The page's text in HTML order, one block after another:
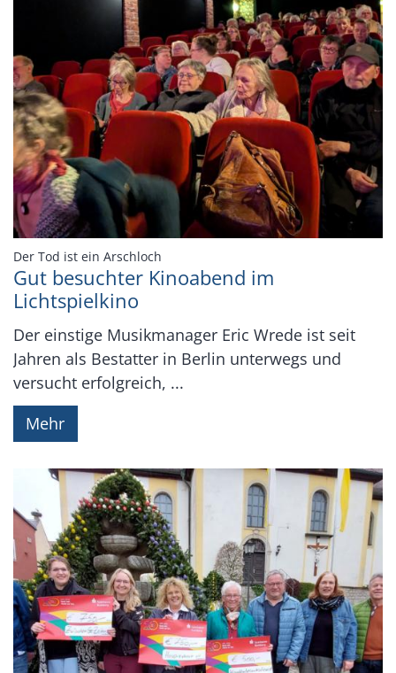
Der Tod ist ein Arschloch
Gut besuchter Kinoabend im
Lichtspielkino
Der einstige Musikmanager Eric Wrede ist seit
Jahren als Bestatter in Berlin unterwegs und
versucht erfolgreich, ...
Mehr